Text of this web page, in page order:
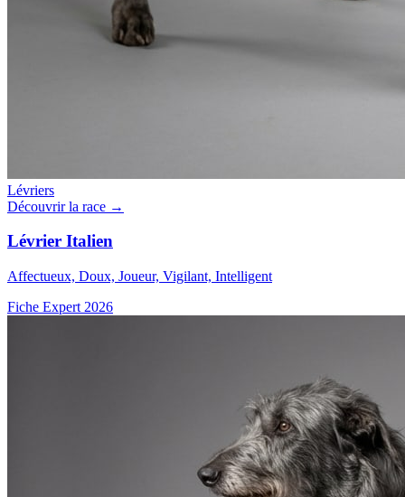
Lévriers
Découvrir la race →
Lévrier Italien
Affectueux, Doux, Joueur, Vigilant, Intelligent
Fiche Expert 2026